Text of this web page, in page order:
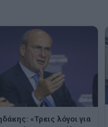
«Τρεις λόγοι για